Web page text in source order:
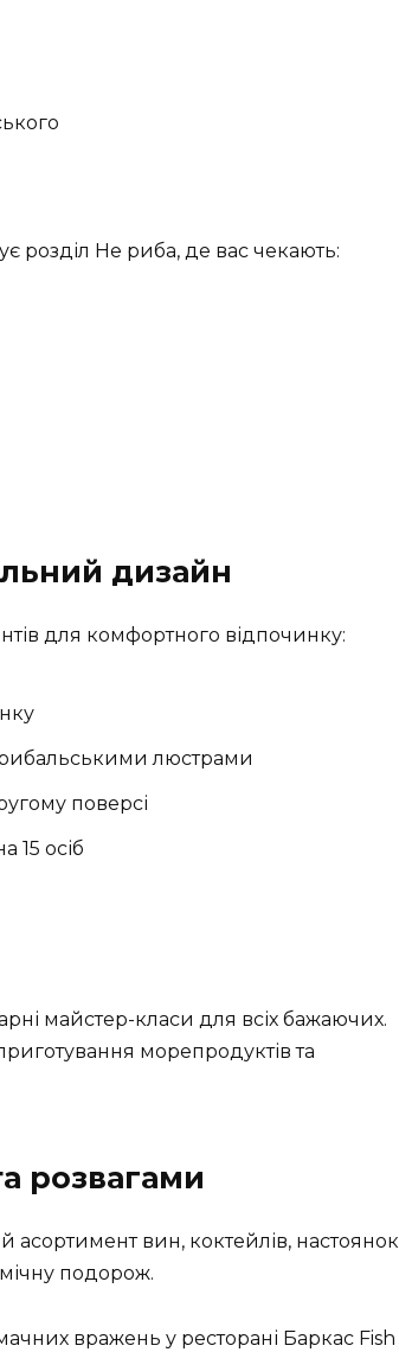
розділ Не риба, де вас чекають:
дизайн
для комфортного відпочинку:
люстрами
поверсі
15 осіб
майстер-класи для всіх бажаючих.
морепродуктів та
розвагами
вин, коктейлів, настоянок
подорож.
вражень у ресторані Баркас Fish